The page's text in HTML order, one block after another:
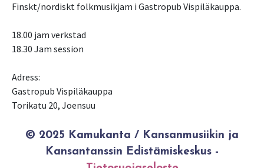
Finskt/nordiskt folkmusikjam i Gastropub Vispiläkauppa.
18.00 jam verkstad
18.30 Jam session
Adress:
Gastropub Vispiläkauppa
Torikatu 20, Joensuu
© 2025 Kamukanta / Kansanmusiikin ja
Kansantanssin Edistämiskeskus -